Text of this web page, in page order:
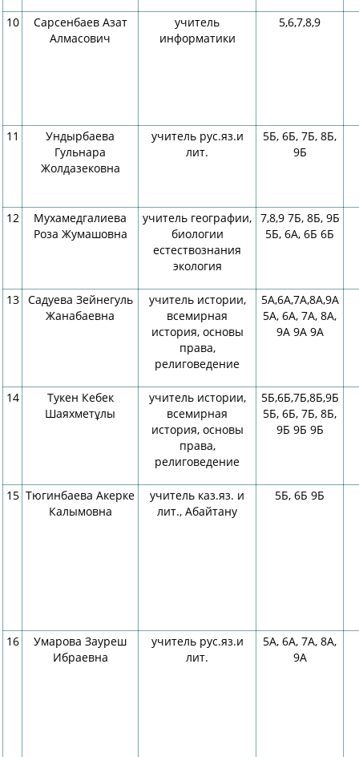
10
Сарсенбаев Азат
Алмасович
учитель
информатики
5,6,7,8,9
11
Ундырбаева
Гульнара
Жолдазековна
учитель рус.яз.и
лит.
5Б, 6Б, 7Б, 8Б,
9Б
12
Мухамедгалиева
Роза Жумашовна
учитель географии,
биологии
естествознания
экология
7,8,9 7Б, 8Б, 9Б
5Б, 6А, 6Б 6Б
13
Садуева Зейнегуль
Жанабаевна
учитель истории,
всемирная
история, основы
права,
религоведение
5А,6А,7А,8А,9А
5А, 6А, 7А, 8А,
9А 9А 9А
14
Тукен Кебек
Шаяхметұлы
учитель истории,
всемирная
история, основы
права,
религоведение
5Б,6Б,7Б,8Б,9Б
5Б, 6Б, 7Б, 8Б,
9Б 9Б 9Б
15 Тюгинбаева Акерке
Калымовна
учитель каз.яз. и
лит., Абайтану
5Б, 6Б 9Б
16
Умарова Зауреш
Ибраевна
учитель рус.яз.и
лит.
5А, 6А, 7А, 8А,
9А